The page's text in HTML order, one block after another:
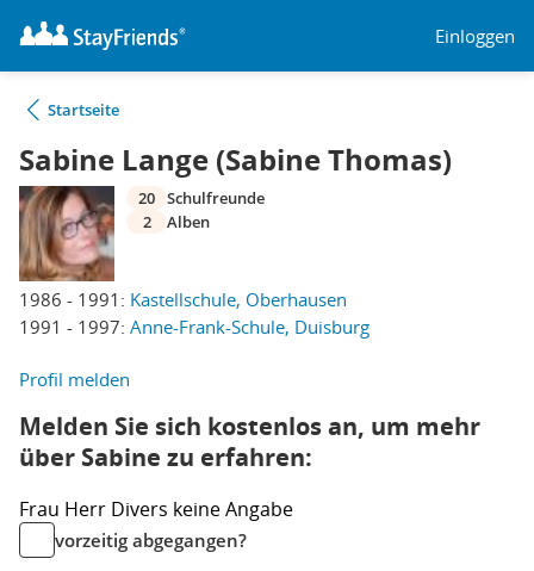
Einloggen
Startseite
Sabine Lange (Sabine Thomas)
1986 - 1991: Kastellschule, Oberhausen
1991 - 1997: Anne-Frank-Schule, Duisburg
20 Schulfreunde
2
Alben
Profil melden
Melden Sie sich kostenlos an, um mehr
über Sabine zu erfahren:
Frau Herr Divers keine Angabe
vorzeitig abgegangen?